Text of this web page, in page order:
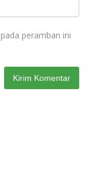
peramban ini